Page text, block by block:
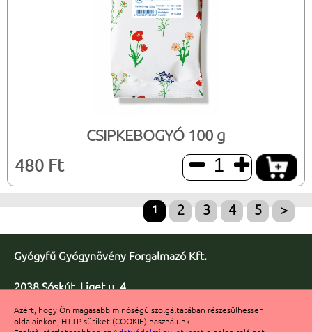
Azért, hogy Ön magasabb minőségű szolgáltatában részesülhessen
oldalainkon, HTTP-sütiket (COOKIE) használunk.
CSIPKEBOGYÓ 100 g
480 Ft  
1 2 3 4 5 >
Gyógyfű Gyógynövény Forgalmazó Kft.
2038 Sóskút, Liget u. 4.
Fax: +36 23 347-091